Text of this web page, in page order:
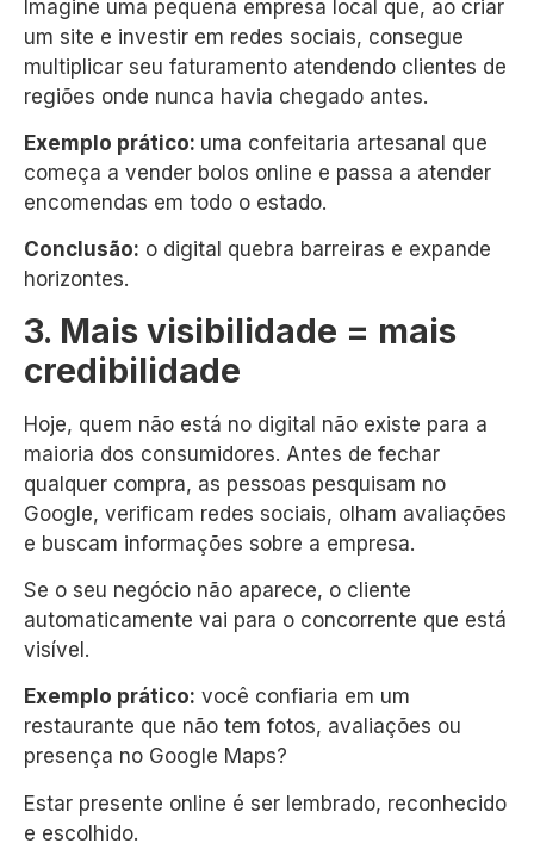
Imagine uma pequena empresa local que, ao criar
um site e investir em redes sociais, consegue
multiplicar seu faturamento atendendo clientes de
regiões onde nunca havia chegado antes.
Exemplo prático: uma confeitaria artesanal que
começa a vender bolos online e passa a atender
encomendas em todo o estado.
Conclusão: o digital quebra barreiras e expande
horizontes.
3. Mais visibilidade = mais
credibilidade
Hoje, quem não está no digital não existe para a
maioria dos consumidores. Antes de fechar
qualquer compra, as pessoas pesquisam no
Google, verificam redes sociais, olham avaliações
e buscam informações sobre a empresa.
Se o seu negócio não aparece, o cliente
automaticamente vai para o concorrente que está
visível.
Exemplo prático: você confiaria em um
restaurante que não tem fotos, avaliações ou
presença no Google Maps?
Estar presente online é ser lembrado, reconhecido
e escolhido.